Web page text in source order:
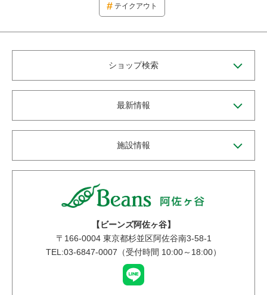
テイクアウト
ショップ検索
最新情報
施設情報
【ビーンズ阿佐ヶ谷】
〒 166-0004東京都杉並区阿佐谷南3-58-1
TEL:03-6847-0007（受付時間 10:00～18:00）